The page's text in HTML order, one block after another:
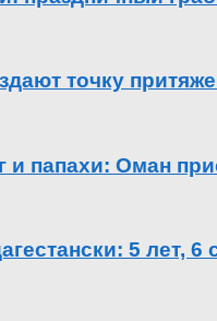
точку
и папахи: Оман
5 лет,